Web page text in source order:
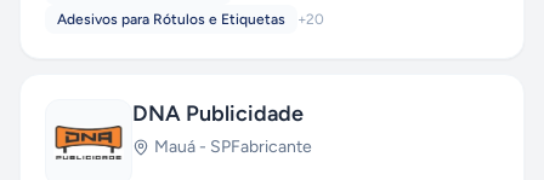
Adesivos para Rótulos e Etiquetas
+20
DNA Publicidade
Mauá - SPFabricante